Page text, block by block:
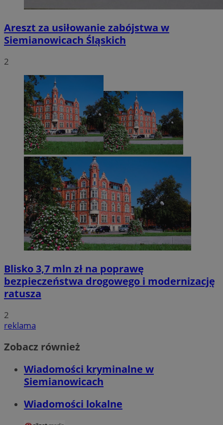
Areszt za usiłowanie zabójstwa w
Siemianowicach Śląskich
2
Blisko 3,7 mln zł na poprawę
bezpieczeństwa drogowego i modernizację
ratusza
2
reklama
Zobacz również
Wiadomości kryminalne w
Siemianowicach
Wiadomości lokalne